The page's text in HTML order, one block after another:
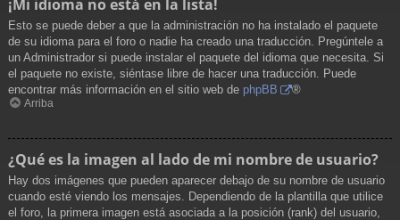
¡Mi idioma no está en la lista!
Esto se puede deber a que la administración no ha instalado el paquete
de su idioma para el foro o nadie ha creado una traducción. Pregúntele a
un Administrador si puede instalar el paquete del idioma que necesita. Si
el paquete no existe, siéntase libre de hacer una traducción. Puede
encontrar más información en el sitio web de phpBB ®
Arriba
¿Qué es la imagen al lado de mi nombre de usuario?
Hay dos imágenes que pueden aparecer debajo de su nombre de usuario
cuando esté viendo los mensajes. Dependiendo de la plantilla que utilice
el foro, la primera imagen está asociada a la posición (rank) del usuario,